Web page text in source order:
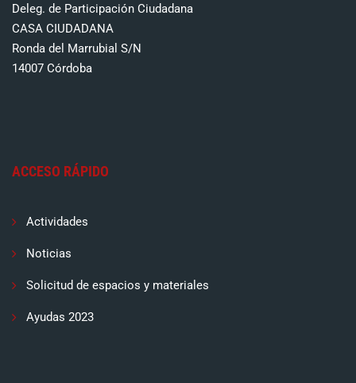
Deleg. de Participación Ciudadana
CASA CIUDADANA
Ronda del Marrubial S/N
14007 Córdoba
ACCESO RÁPIDO
Actividades
Noticias
Solicitud de espacios y materiales
Ayudas 2023